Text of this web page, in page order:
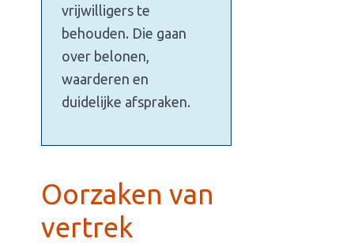
vrijwilligers te
behouden. Die gaan
over belonen,
waarderen en
duidelijke afspraken.
Oorzaken van
vertrek